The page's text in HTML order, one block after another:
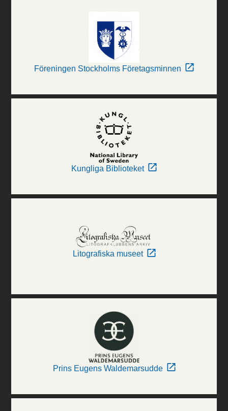
Föreningen Stockholms Företagsminnen
Kungliga Biblioteket
Litografiska museet
Prins Eugens Waldemarsudde